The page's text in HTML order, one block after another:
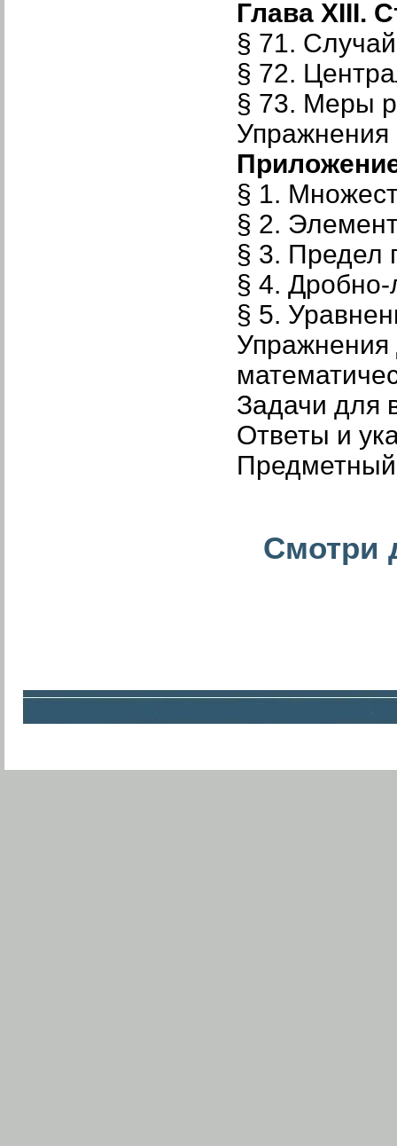
Глава XIII.
§ 71.
§ 72.
§ 73. Меры
Упражнения
§ 1.
§ 2.
§ 3. Предел
§ 4.
§ 5.
Упражнения
Задачи для
Ответы и
Предметный
Смотри